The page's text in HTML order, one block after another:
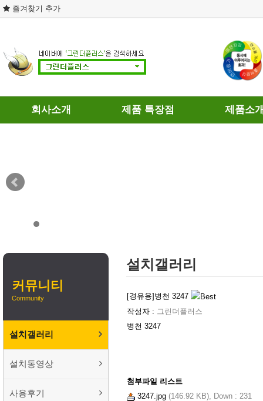
즐겨찾기 추가
회사소개
개인정보처리방침
이용약관
제품 특장점 제품소
커뮤니티
Community
설치갤러리
설치동영상
사용후기
설치갤러리
[경유용] 병천 3247
작성자 : 그린더플러스
병천 3247
첨부파일 리스트
3247.jpg (146.92 KB), Down : 231